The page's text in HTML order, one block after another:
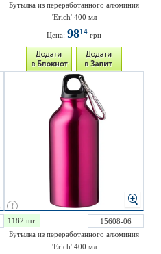
Бутылка из переработанного алюминия
'Erich' 400 мл
Цена: 9814 грн
1182 шт.
15608-06
Бутылка из переработанного алюминия
'Erich' 400 мл